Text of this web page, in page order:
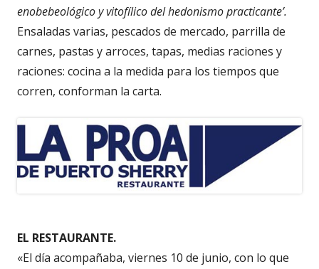
enobebeológico y vitofílico del hedonismo practicante’.
Ensaladas varias, pescados de mercado, parrilla de
carnes, pastas y arroces, tapas, medias raciones y
raciones: cocina a la medida para los tiempos que
corren, conforman la carta.
EL RESTAURANTE.
«El día acompañaba, viernes 10 de junio, con lo que